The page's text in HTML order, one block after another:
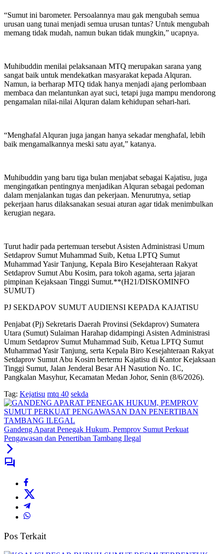
“Sumut ini barometer. Persoalannya mau gak mengubah semua
urusan uang tunai menjadi semua urusan tuntas? Untuk mengubah
memang tidak mudah, namun bukan tidak mungkin,” ucapnya.
Muhibuddin menilai pelaksanaan MTQ merupakan sarana yang
sangat baik untuk mendekatkan masyarakat kepada Alquran.
Namun, ia berharap MTQ tidak hanya menjadi ajang perlombaan
membaca dan melantunkan ayat suci, tetapi juga mampu mendorong
pengamalan nilai-nilai Alquran dalam kehidupan sehari-hari.
“Menghafal Alquran juga jangan hanya sekadar menghafal, lebih
baik mengamalkannya meski satu ayat,” katanya.
Muhibuddin yang baru tiga bulan menjabat sebagai Kajatisu, juga
mengingatkan pentingnya menjadikan Alquran sebagai pedoman
dalam menjalankan tugas dan pekerjaan. Menurutnya, setiap
pekerjaan harus dilaksanakan sesuai aturan agar tidak menimbulkan
kerugian negara.
Turut hadir pada pertemuan tersebut Asisten Administrasi Umum
Setdaprov Sumut Muhammad Suib, Ketua LPTQ Sumut
Muhammad Yasir Tanjung, Kepala Biro Kesejahteraan Rakyat
Setdaprov Sumut Abu Kosim, para tokoh agama, serta jajaran
pimpinan Kejaksaan Tinggi Sumut.**(H21/DISKOMINFO
SUMUT)
PJ SEKDAPOV SUMUT AUDIENSI KEPADA KAJATISU
Penjabat (Pj) Sekretaris Daerah Provinsi (Sekdaprov) Sumatera
Utara (Sumut) Sulaiman Harahap didampingi Asisten Administrasi
Umum Setdaprov Sumut Muhammad Suib, Ketua LPTQ Sumut
Muhammad Yasir Tanjung, serta Kepala Biro Kesejahteraan Rakyat
Setdaprov Sumut Abu Kosim bertemu Kajatisu di Kantor Kejaksaan
Tinggi Sumut, Jalan Jenderal Besar AH Nasution No. 1C,
Pangkalan Masyhur, Kecamatan Medan Johor, Senin (8/6/2026).
Tag: Kejatisu mtq 40 sekda
Gandeng Aparat Penegak Hukum, Pemprov Sumut Perkuat
Pengawasan dan Penertiban Tambang Ilegal
Pos Terkait